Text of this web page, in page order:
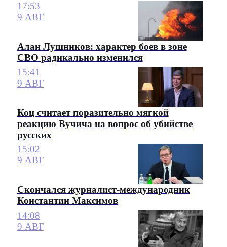
17:53
9 АВГ
Алан Лушников: характер боев в зоне
СВО радикально изменился
15:41
9 АВГ
Коц считает поразительно мягкой
реакцию Вучича на вопрос об убийстве
русских
15:02
9 АВГ
Скончался журналист-международник
Константин Максимов
14:08
9 АВГ